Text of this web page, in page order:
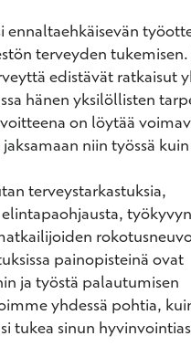
ennaltaehkäisevän
terveyden tukemisen.
edistävät ratkaisut
hänen yksilöllisten
on löytää
niin työssä kuin
terveystarkastuksia,
työkyvyn
painopisteinä ovat
ja työstä palautumisen
yhdessä pohtia,
tukea sinun